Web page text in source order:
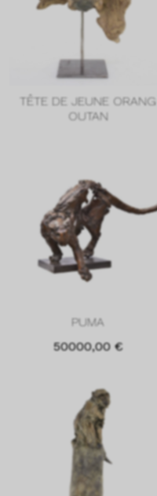
TÊTE DE JEUNE ORANG
OUTAN
PUMA
50000,00 €